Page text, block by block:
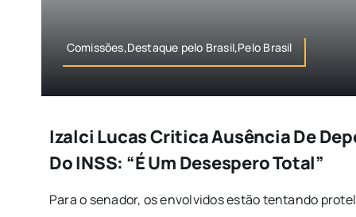
Comissões,Destaque pelo Brasil,Pelo Brasil
Izalci Lucas Critica Ausência De
Do INSS: “É Um Desespero Total”
Para o senador, os envolvidos estão tentando